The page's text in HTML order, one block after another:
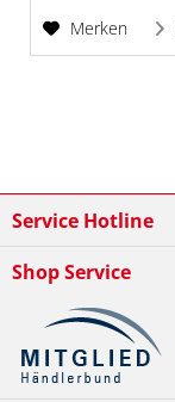
Merken
Service Hotline
Shop Service